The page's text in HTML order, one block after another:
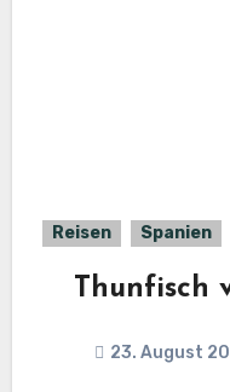
Reisen Spanien
Thunfisch
23. August